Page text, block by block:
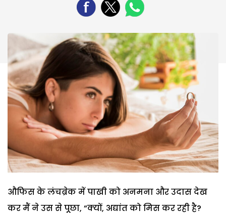
औफिस के लंचब्रेक में पाखी को अनमना और उदास देख
कर मैं ने उस से पूछा, “क्यों, अद्यांत को मिस कर रही है?